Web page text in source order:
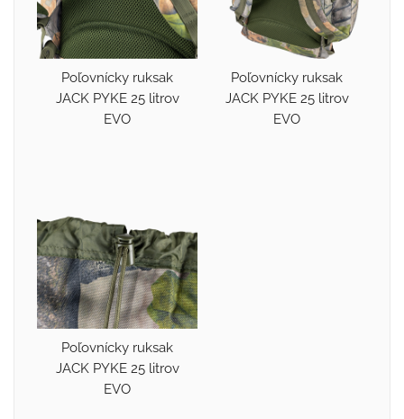
Poľovnícky ruksak
JACK PYKE 25 litrov
EVO
Poľovnícky ruksak
JACK PYKE 25 litrov
EVO
Poľovnícky ruksak
JACK PYKE 25 litrov
EVO